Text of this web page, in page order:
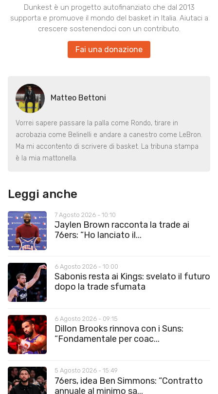
Dunkest è un progetto autofinanziato che dal 2013
supporta e promuove il mondo del basket in Italia. Aiutaci a
crescere sostenendoci con un contributo.
Fai una donazione
Matteo Bettoni
Vorrei sapere passare la palla come Rondo, tirare in
acrobazia come Belinelli e andare a canestro come LeBron.
Ma mi accontento di scrivere di basket. La tribuna stampa
è la mia mattonella.
Leggi anche
7 Agosto 2026 - 10:10
Jaylen Brown racconta la trade ai
76ers: “Ho lanciato il...
6 Agosto 2026 - 10:00
Sabonis resta ai Kings: svelato il futuro
dopo la trade sfumata
6 Agosto 2026 - 09:15
Dillon Brooks rinnova con i Suns:
“Fondamentale per coac...
5 Agosto 2026 - 15:49
76ers, idea Ben Simmons: “Contratto
annuale al minimo sa...